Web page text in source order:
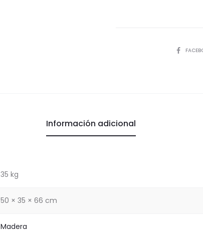
Información adicional
35 kg
50 × 35 × 66 cm
Madera